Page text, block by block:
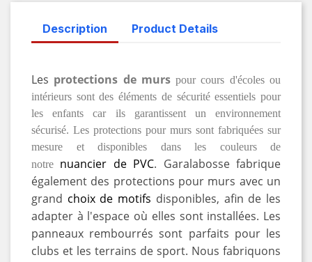
Description Product Details
Les protections de murspour cours d'écoles ou
intérieurs sont des éléments de sécurité essentiels pour
les enfants car ils garantissent un environnement
sécurisé. Les protections pour murs sont fabriquées sur
mesure et disponibles dans les couleurs de
notre nuancier de PVC. Garalabosse fabrique
également des protections pour murs avec un
grand choix de motifs disponibles, afin de les
adapter à l'espace où elles sont installées. Les
panneaux rembourrés sont parfaits pour les
clubs et les terrains de sport. Nous fabriquons